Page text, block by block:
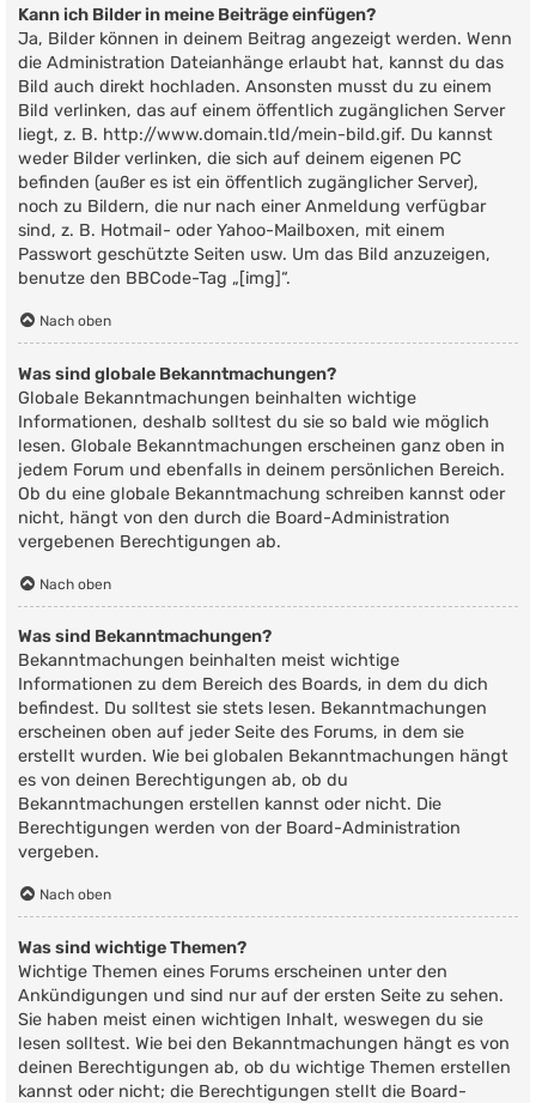
Kann ich Bilder in meine Beiträge einfügen?
Ja, Bilder können in deinem Beitrag angezeigt werden. Wenn
die Administration Dateianhänge erlaubt hat, kannst du das
Bild auch direkt hochladen. Ansonsten musst du zu einem
Bild verlinken, das auf einem öffentlich zugänglichen Server
liegt, z. B. http://www.domain.tld/mein-bild.gif. Du kannst
weder Bilder verlinken, die sich auf deinem eigenen PC
befinden (außer es ist ein öffentlich zugänglicher Server),
noch zu Bildern, die nur nach einer Anmeldung verfügbar
sind, z. B. Hotmail- oder Yahoo-Mailboxen, mit einem
Passwort geschützte Seiten usw. Um das Bild anzuzeigen,
benutze den BBCode-Tag „[img]“.
Nach oben
Was sind globale Bekanntmachungen?
Globale Bekanntmachungen beinhalten wichtige
Informationen, deshalb solltest du sie so bald wie möglich
lesen. Globale Bekanntmachungen erscheinen ganz oben in
jedem Forum und ebenfalls in deinem persönlichen Bereich.
Ob du eine globale Bekanntmachung schreiben kannst oder
nicht, hängt von den durch die Board-Administration
vergebenen Berechtigungen ab.
Nach oben
Was sind Bekanntmachungen?
Bekanntmachungen beinhalten meist wichtige
Informationen zu dem Bereich des Boards, in dem du dich
befindest. Du solltest sie stets lesen. Bekanntmachungen
erscheinen oben auf jeder Seite des Forums, in dem sie
erstellt wurden. Wie bei globalen Bekanntmachungen hängt
es von deinen Berechtigungen ab, ob du
Bekanntmachungen erstellen kannst oder nicht. Die
Berechtigungen werden von der Board-Administration
vergeben.
Nach oben
Was sind wichtige Themen?
Wichtige Themen eines Forums erscheinen unter den
Ankündigungen und sind nur auf der ersten Seite zu sehen.
Sie haben meist einen wichtigen Inhalt, weswegen du sie
lesen solltest. Wie bei den Bekanntmachungen hängt es von
deinen Berechtigungen ab, ob du wichtige Themen erstellen
kannst oder nicht; die Berechtigungen stellt die Board-